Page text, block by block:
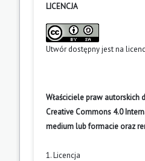
LICENCJA
Utwór dostępny jest na
Właściciele praw
Creative Commons 4.0
medium lub formacie oraz
1. Licencja